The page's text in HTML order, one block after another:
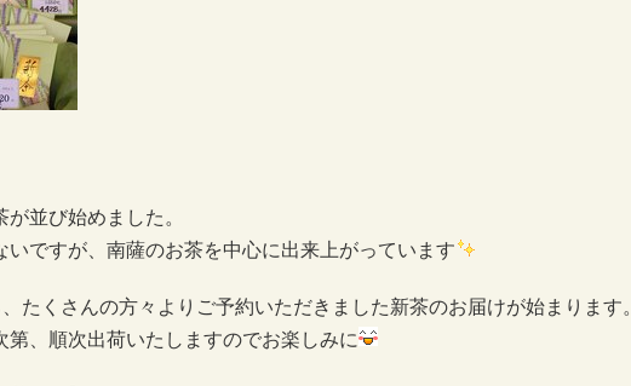
並び始めました。
いですが、南薩のお茶を中心に出来上がっています
たくさんの方々よりご予約いただきました新茶のお届けが始まります。
第、順次出荷いたしますのでお楽しみに